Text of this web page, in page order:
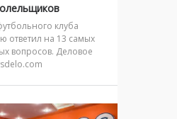
клуба
ответил на 13 самых
вопросов. Деловое